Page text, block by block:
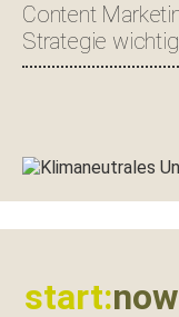
Content
Strategie
start:now